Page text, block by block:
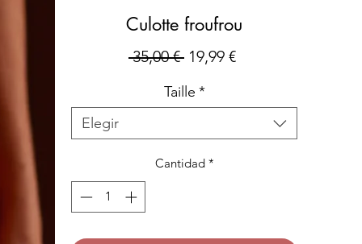
Culotte froufrou
35,00 € Precio
19,99 €Precio
Taille *
Elegir
Cantidad *